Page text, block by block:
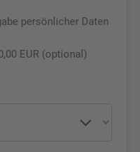
persönlicher Daten
EUR (optional)